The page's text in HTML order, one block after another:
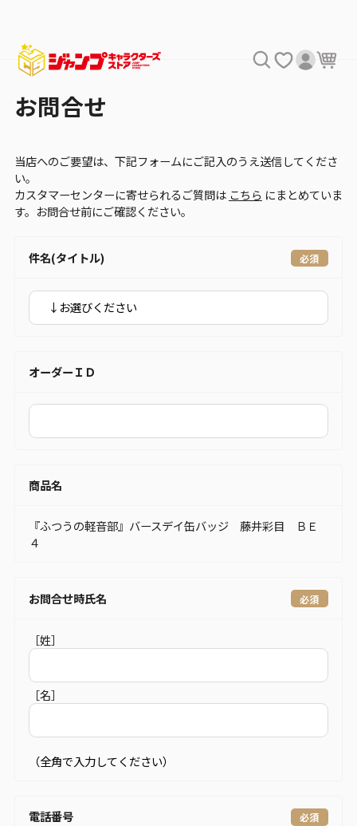
お問合せ
当店へのご要望は、下記フォームにご記入のうえ送信してくださ
い。
カスタマーセンターに寄せられるご質問は こちら にまとめていま
す。お問合せ前にご確認ください。
件名(タイトル)
オーダーＩＤ
商品名
『ふつうの軽音部』バースデイ缶バッジ 藤井彩目 ＢＥ
４
お問合せ時氏名
［姓］
［名］
（全角で入力してください）
電話番号